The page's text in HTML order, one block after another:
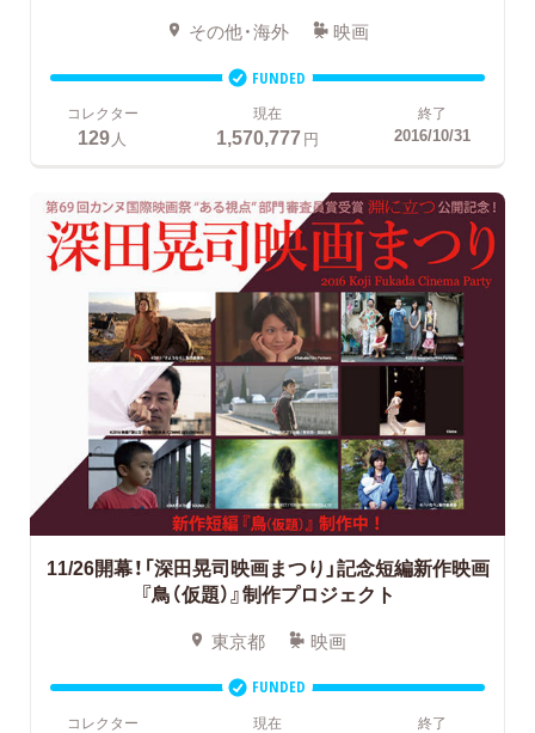
その他・海外 映画
FUNDED
コレクター
129人
現在
1,570,777円
終了
2016/10/31
11/26開幕！「深田晃司映画まつり」記念短編新作映画
『鳥（仮題）』制作プロジェクト
東京都 映画
FUNDED
コレクター
現在 終了